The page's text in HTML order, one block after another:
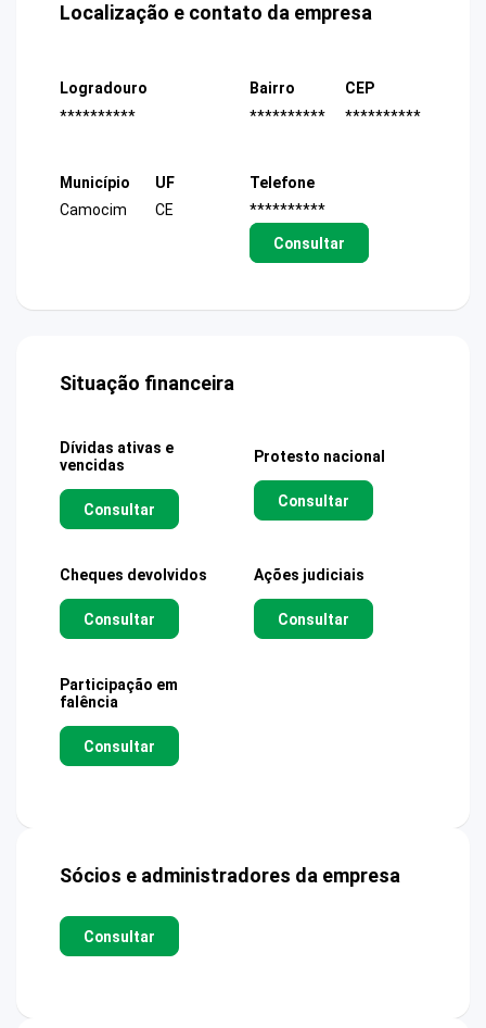
Localização e contato da empresa
Logradouro
**********
Bairro
**********
CEP
**********
Município
Camocim
UF
CE
Telefone
**********
Consultar
Situação financeira
Dívidas ativas e
vencidas
Consultar
Protesto nacional
Consultar
Cheques devolvidos
Consultar
Ações judiciais
Consultar
Participação em
falência
Consultar
Sócios e administradores da empresa
Consultar